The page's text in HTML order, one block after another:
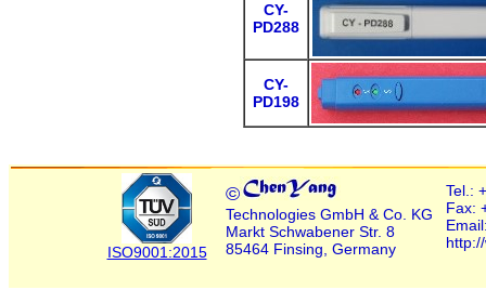
CY-
PD288
CY-
PD198
ISO9001:2015
©
Technologies GmbH & Co. KG
Markt Schwabener Str. 8
85464 Finsing, Germany
Tel.:
Fax: